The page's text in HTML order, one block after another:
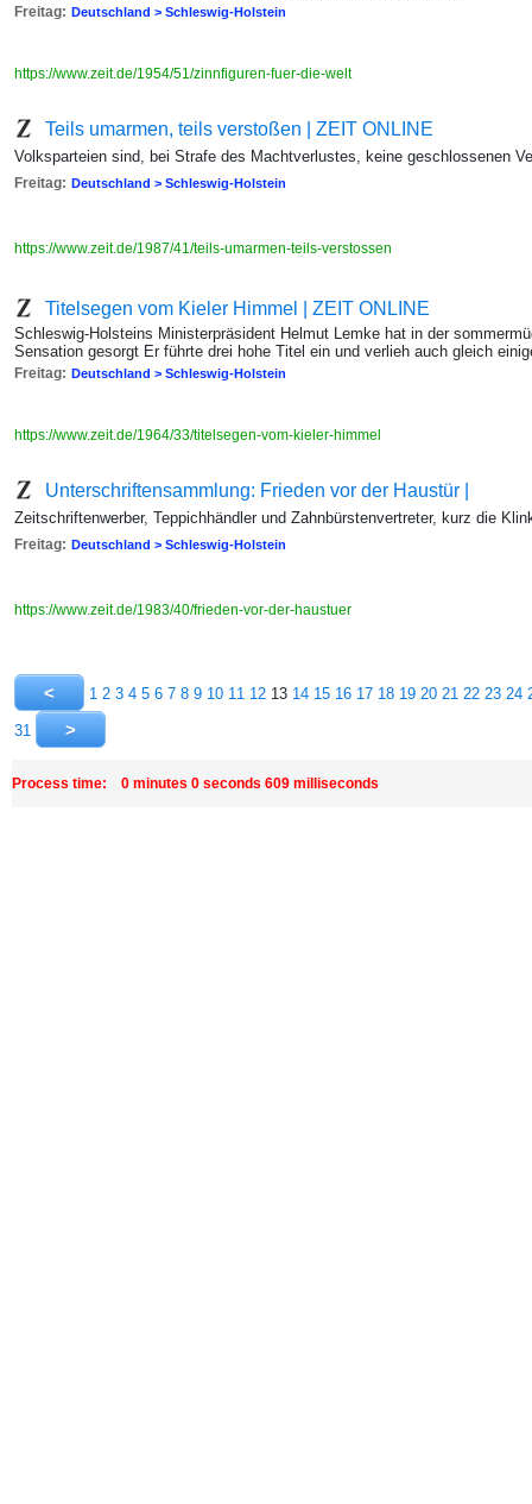
Freitag: Deutschland > Schleswig-Holstein
https://www.zeit.de/1954/51/zinnfiguren-fuer-die-welt
Teils umarmen, teils verstoßen | ZEIT ONLINE
Volksparteien sind, bei Strafe des Machtverlustes, keine geschlossenen
Freitag: Deutschland > Schleswig-Holstein
https://www.zeit.de/1987/41/teils-umarmen-teils-verstossen
Titelsegen vom Kieler Himmel | ZEIT ONLINE
Schleswig-Holsteins Ministerpräsident Helmut Lemke hat in der
Sensation gesorgt Er führte drei hohe Titel ein und verlieh auch gleich
Freitag: Deutschland > Schleswig-Holstein
https://www.zeit.de/1964/33/titelsegen-vom-kieler-himmel
Unterschriftensammlung: Frieden vor der Haustür |
Zeitschriftenwerber, Teppichhändler und Zahnbürstenvertreter, kurz die
Freitag: Deutschland > Schleswig-Holstein
https://www.zeit.de/1983/40/frieden-vor-der-haustuer
1 2 3 4 5 6 7 8 9 10 11 12 13 14 15 16 17 18 19 20 21 22 23 24
31
Process time: 0 minutes 0 seconds 609 milliseconds